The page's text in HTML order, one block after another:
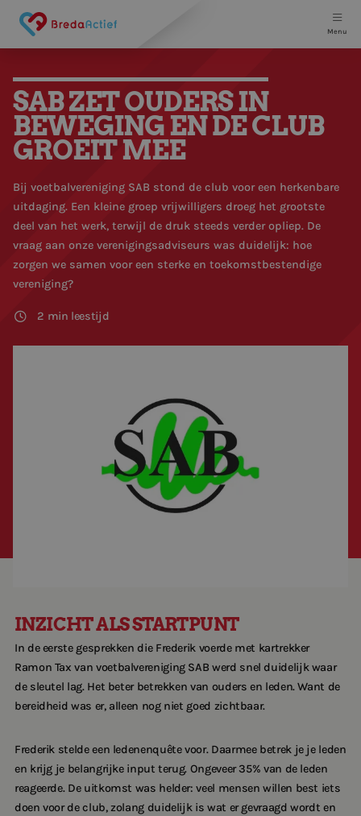
Menu
Voor Inwoners
Peuters
Middelbare scholieren
Studenten
Volwassenen
Sporten met een beperking
Sporten met weinig inkomen
Vrijwilligers in de sport
Voor Organisaties
Basisonderwijs
Sportclubs
Ik zoek een sport
Gratis sportadvies
Over Breda Actief
Werken bij Breda Actief
SAB ZET OUDERS IN
BEWEGING EN DE CLUB
GROEIT MEE
Bij voetbalvereniging SAB stond de club voor een herkenbare
uitdaging. Een kleine groep vrijwilligers droeg het grootste
deel van het werk, terwijl de druk steeds verder opliep. De
vraag aan onze verenigingsadviseurs was duidelijk: hoe
zorgen we samen voor een sterke en toekomstbestendige
vereniging?
2 min leestijd
INZICHT ALS STARTPUNT
In de eerste gesprekken die Frederik voerde met kartrekker
Ramon Tax van voetbalvereniging SAB werd snel duidelijk waar
de sleutel lag. Het beter betrekken van ouders en leden. Want de
bereidheid was er, alleen nog niet goed zichtbaar.
Frederik stelde een ledenenquête voor. Daarmee betrek je je leden
en krijg je belangrijke input terug. Ongeveer 35% van de leden
reageerde. De uitkomst was helder: veel mensen willen best iets
doen voor de club, zolang duidelijk is wat er gevraagd wordt en